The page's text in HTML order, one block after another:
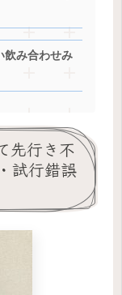
飲み合わせみ
先行き不
試行錯誤